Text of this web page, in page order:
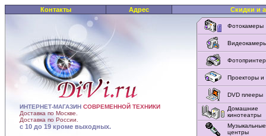
Контакты Адрес Скидки и
ИНТЕРНЕТ-МАГАЗИН СОВРЕМЕННОЙ ТЕХНИКИ
Доставка по Москве.
Доставка по России.
с 10 до 19 кроме выходных.
Фотокамеры
Проекторы и
DVD плееры
Домашние
кинотеатры
Музыкальные
центры